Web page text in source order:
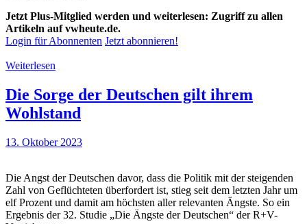
Jetzt Plus-Mitglied werden und weiterlesen: Zugriff zu allen
Artikeln auf vwheute.de.
Login für Abonnenten Jetzt abonnieren!
Weiterlesen
Die Sorge der Deutschen gilt ihrem
Wohlstand
13. Oktober 2023
Die Angst der Deutschen davor, dass die Politik mit der steigenden
Zahl von Geflüchteten überfordert ist, stieg seit dem letzten Jahr um
elf Prozent und damit am höchsten aller relevanten Ängste. So ein
Ergebnis der 32. Studie „Die Ängste der Deutschen“ der R+V-